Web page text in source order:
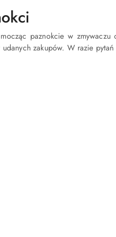
paznokcie w
zakupów. W razie